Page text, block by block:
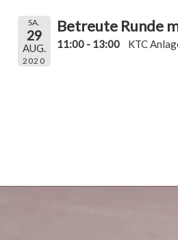
SA.
29
AUG.
2020
Betreute Runde
11:00 - 13:00 KTC